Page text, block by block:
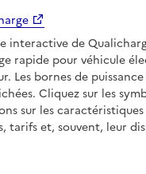
interactive de
rapide pour véhicule
Les bornes de
Cliquez sur les
sur les
tarifs et, souvent, leur